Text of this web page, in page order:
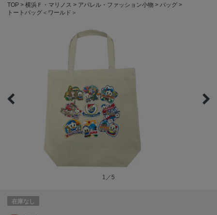
TOP 横浜Ｆ・マリノス アパレル・ファッション小物
バッグ
トートバッグ＜ワールド＞
1／5
在庫なし